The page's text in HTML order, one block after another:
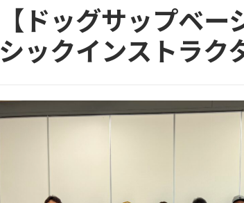
【ドッグサップベ
シックインストラク